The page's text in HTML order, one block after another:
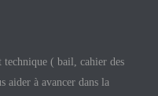
technique ( bail, cahier des
aider à avancer dans la